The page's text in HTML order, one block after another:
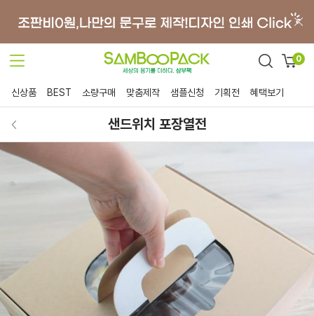
0
신상품 BEST 소량구매 맞춤제작 샘플신청 기획전 혜택보기
샌드위치 포장열전